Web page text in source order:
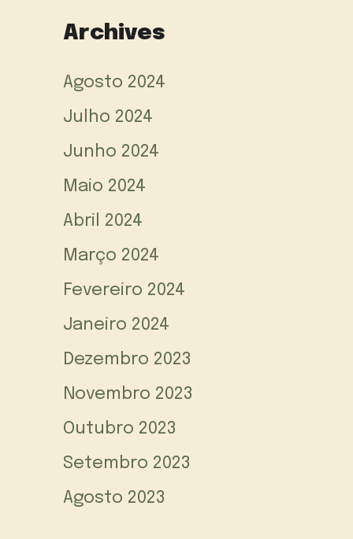
Archives
Agosto 2024
Julho 2024
Junho 2024
Maio 2024
Abril 2024
Março 2024
Fevereiro 2024
Janeiro 2024
Dezembro 2023
Novembro 2023
Outubro 2023
Setembro 2023
Agosto 2023